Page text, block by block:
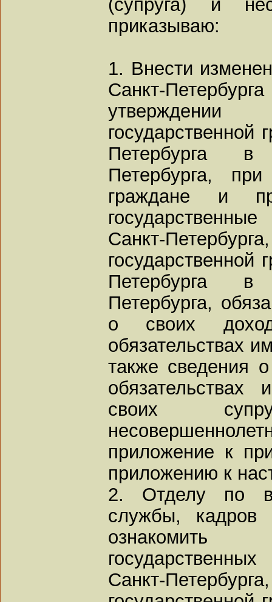
приказываю:
1. Внести
Санкт-
утверждении
государственной
Петербурга в
Петербурга,
граждане и
Санкт-
государственной
Петербурга в
Петербурга,
о своих
обязательствах
также сведения
обязательствах
своих
приложение к
приложению к
2. Отделу по
службы, кадров
ознакомить
Санкт-